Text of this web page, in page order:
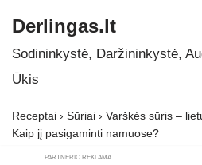
Skip
to
Derlingas.lt
Sodininkystė, Daržininkystė,
Ūkis
Receptai › Sūriai › Varškės sūris –
Kaip jį pasigaminti namuose?
PARTNERIO REKLAMA